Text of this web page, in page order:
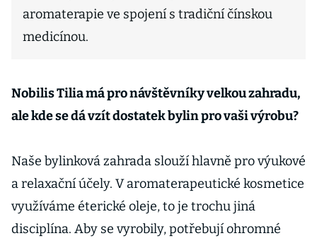
aromaterapie ve spojení s tradiční čínskou
medicínou.
Nobilis Tilia má pro návštěvníky velkou zahradu,
ale kde se dá vzít dostatek bylin pro vaši výrobu?
Naše bylinková zahrada slouží hlavně pro výukové
a relaxační účely. V aromaterapeutické kosmetice
využíváme éterické oleje, to je trochu jiná
disciplína. Aby se vyrobily, potřebují ohromné